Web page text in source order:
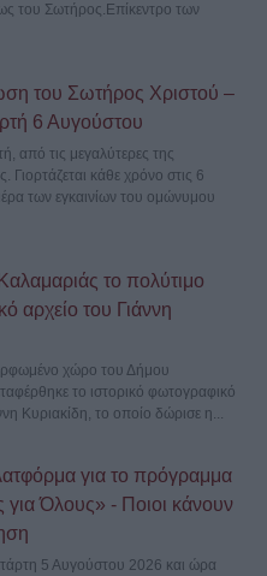
του Σωτήρος.Επίκεντρο των
του Σωτήρος Χριστού –
6 Αυγούστου
από τις μεγαλύτερες της
Γιορτάζεται κάθε χρόνο στις 6
των εγκαινίων του ομώνυμου
το πολύτιμο
αρχείο του Γιάννη
χώρο του Δήμου
το ιστορικό φωτογραφικό
Κυριακίδη, το οποίο δώρισε η...
για το πρόγραμμα
για Όλους» - Ποιοι κάνουν
5 Αυγούστου 2026 και ώρα